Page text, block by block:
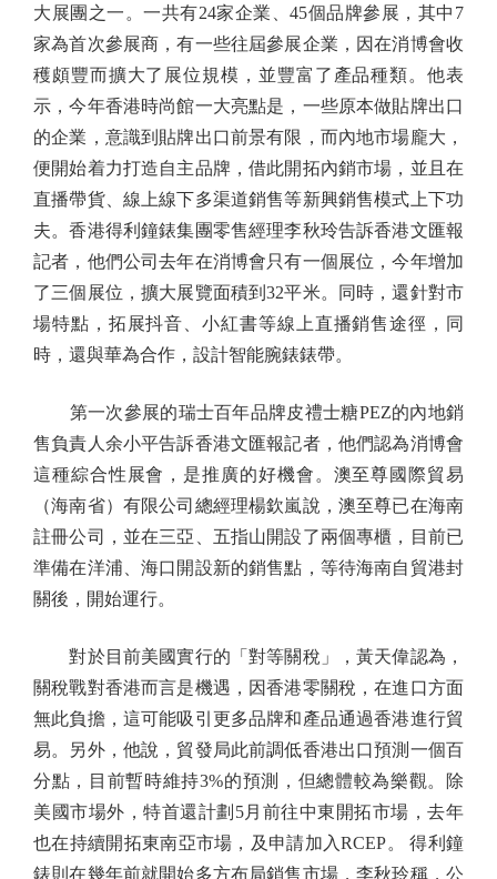
大展團之一。一共有24家企業、45個品牌參展，其中7
家為首次參展商，有一些往屆參展企業，因在消博會收
穫頗豐而擴大了展位規模，並豐富了產品種類。他表
示，今年香港時尚館一大亮點是，一些原本做貼牌出口
的企業，意識到貼牌出口前景有限，而內地市場龐大，
便開始着力打造自主品牌，借此開拓內銷市場，並且在
直播帶貨、線上線下多渠道銷售等新興銷售模式上下功
夫。香港得利鐘錶集團零售經理李秋玲告訴香港文匯報
記者，他們公司去年在消博會只有一個展位，今年增加
了三個展位，擴大展覽面積到32平米。同時，還針對市
場特點，拓展抖音、小紅書等線上直播銷售途徑，同
時，還與華為合作，設計智能腕錶錶帶。
第一次參展的瑞士百年品牌皮禮士糖PEZ的內地銷
售負責人余小平告訴香港文匯報記者，他們認為消博會
這種綜合性展會，是推廣的好機會。澳至尊國際貿易
（海南省）有限公司總經理楊欽嵐說，澳至尊已在海南
註冊公司，並在三亞、五指山開設了兩個專櫃，目前已
準備在洋浦、海口開設新的銷售點，等待海南自貿港封
關後，開始運行。
對於目前美國實行的「對等關稅」，黃天偉認為，
關稅戰對香港而言是機遇，因香港零關稅，在進口方面
無此負擔，這可能吸引更多品牌和產品通過香港進行貿
易。另外，他說，貿發局此前調低香港出口預測一個百
分點，目前暫時維持3%的預測，但總體較為樂觀。除
美國市場外，特首還計劃5月前往中東開拓市場，去年
也在持續開拓東南亞市場，及申請加入RCEP。 得利鐘
錶則在幾年前就開始多方布局銷售市場，李秋玲稱，公